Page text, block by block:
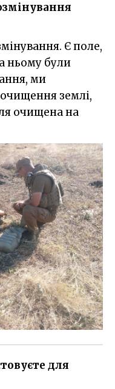
Є поле,
ньому були
ми
землі,
очищена на
для